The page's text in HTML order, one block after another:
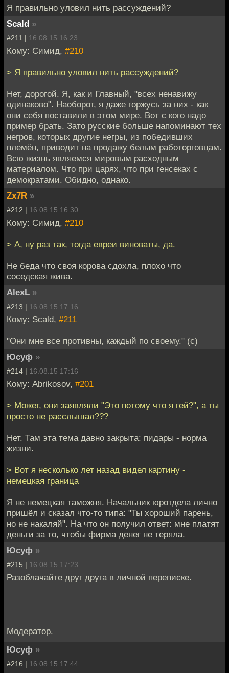
Я правильно уловил нить рассуждений?
Scald »
#211 | 16.08.15 16:23
Кому: Симид, #210
> Я правильно уловил нить рассуждений?
Нет, дорогой. Я, как и Главный, "всех ненавижу
одинаково". Наоборот, я даже горжусь за них - как
они себя поставили в этом мире. Вот с кого надо
пример брать. Зато русские больше напоминают тех
негров, которых другие негры, из победивших
племён, приводит на продажу белым работорговцам.
Всю жизнь являемся мировым расходным
материалом. Что при царях, что при генсеках с
демократами. Обидно, однако.
Zx7R »
#212 | 16.08.15 16:30
Кому: Симид, #210
> А, ну раз так, тогда евреи виноваты, да.
Hе беда что своя корова сдохла, плохо что
соседская жива.
AlexL »
#213 | 16.08.15 17:16
Кому: Scald, #211
"Они мне все противны, каждый по своему." (с)
Юсуф »
#214 | 16.08.15 17:16
Кому: Abrikosov, #201
> Может, они заявляли "Это потому что я гей?", а ты
просто не расслышал???
Нет. Там эта тема давно закрыта: пидары - норма
жизни.
> Вот я несколько лет назад видел картину -
немецкая граница
Я не немецкая таможня. Начальник юротдела лично
пришёл и сказал что-то типа: "Ты хороший парень,
но не накаляй". На что он получил ответ: мне платят
деньги за то, чтобы фирма денег не теряла.
Юсуф »
#215 | 16.08.15 17:23
Разоблачайте друг друга в личной переписке.
Модератор.
Юсуф »
#216 | 16.08.15 17:44